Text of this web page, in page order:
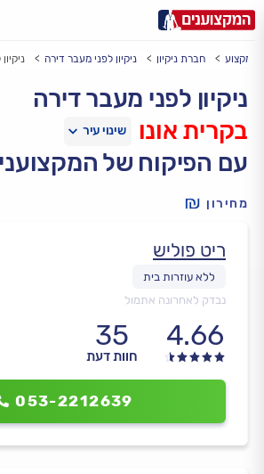
עירעיר: תל אביב, חיפה…
מקצוע חברת ניקיון ניקיון לפני מעבר דירה
ניקיון לפני מעבר דירה
בקרית אונו
עם הפיקוח של
מחירון
ריט פוליש
נבדק לאחרונה אתמול
4.66
35
חוות דעת
053-2212639